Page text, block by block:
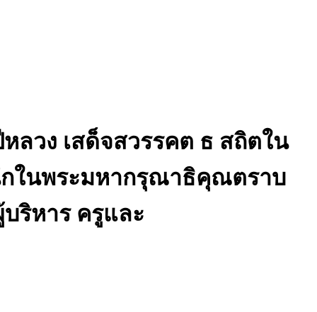
ลวง เสด็จสวรรคต ธ สถิตใน
กในพระมหากรุณาธิคุณตราบ
ริหาร ครูและ